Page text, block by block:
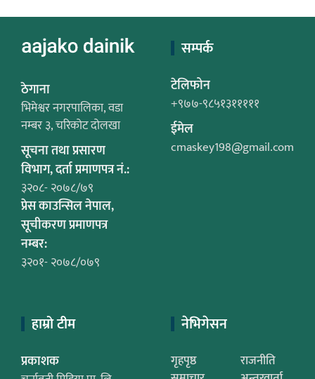
ठेगाना
भिमेश्वर नगरपालिका, वडा
नम्बर ३, चरिकोट दोलखा
सूचना तथा प्रसारण
विभाग, दर्ता प्रमाणपत्र नं.:
३२०८- २०७८/७९
प्रेस काउन्सिल नेपाल,
सूचीकरण प्रमाणपत्र
नम्बर:
३२०१- २०७८/०७९
सम्पर्क
टेलिफोन
+९७७-९८५१३१११११
ईमेल
cmaskey198@gmail.com
हाम्रो टीम
प्रकाशक
नेभिगेसन
गृहपृष्ठ
राजनीति